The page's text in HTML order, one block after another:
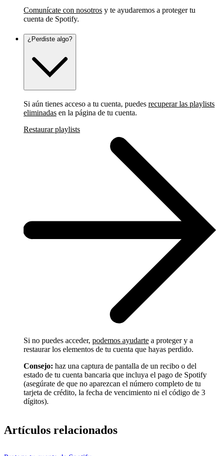
Comunícate con nosotros y te ayudaremos a proteger tu
cuenta de Spotify.
¿Perdiste algo?
Si aún tienes acceso a tu cuenta, puedes recuperar las playlists
eliminadas en la página de tu cuenta.
Restaurar playlists
Si no puedes acceder, podemos ayudarte a proteger y a
restaurar los elementos de tu cuenta que hayas perdido.
Consejo: haz una captura de pantalla de un recibo o del
estado de tu cuenta bancaria que incluya el pago de Spotify
(asegúrate de que no aparezcan el número completo de tu
tarjeta de crédito, la fecha de vencimiento ni el código de 3
dígitos).
Artículos relacionados